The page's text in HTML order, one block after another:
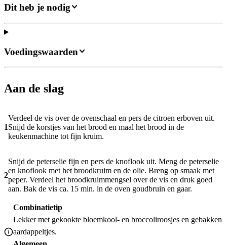
Dit heb je nodig
Aan de slag
1
Verdeel de vis over de ovenschaal en pers de citroen erboven uit.
Snijd de korstjes van het brood en maal het brood in de
keukenmachine tot fijn kruim.
2
Snijd de peterselie fijn en pers de knoflook uit. Meng de peterselie
en knoflook met het broodkruim en de olie. Breng op smaak met
peper. Verdeel het broodkruimmengsel over de vis en druk goed
aan. Bak de vis ca. 15 min. in de oven goudbruin en gaar.
Combinatietip
Lekker met gekookte bloemkool- en broccoliroosjes en gebakken
aardappeltjes.
Voedingswaarden